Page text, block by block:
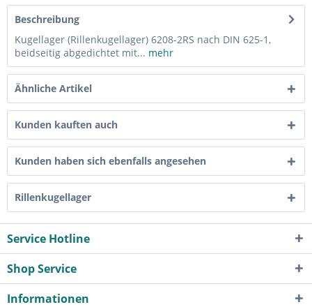
Beschreibung
Kugellager (Rillenkugellager) 6208-2RS nach DIN 625-1,
beidseitig abgedichtet mit... mehr
Ähnliche Artikel
Kunden kauften auch
Kunden haben sich ebenfalls angesehen
Rillenkugellager
Service Hotline
Shop Service
Informationen